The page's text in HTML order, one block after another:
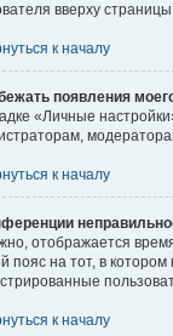
вверху
к началу
появления
«Личные
к началу
отображается
пояс на тот, в
к началу